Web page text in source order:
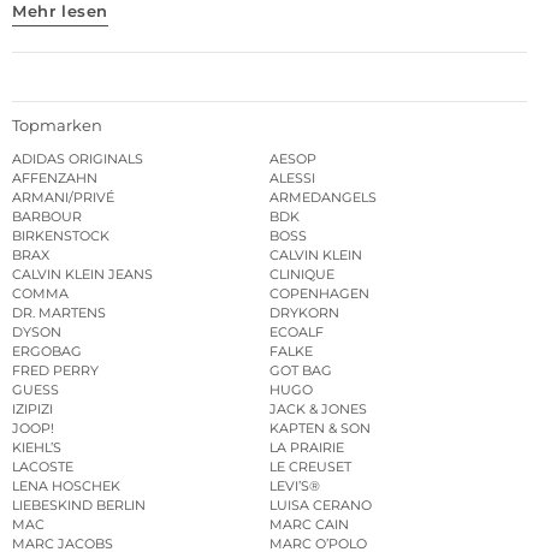
Mehr lesen
Topmarken
ADIDAS ORIGINALS
AESOP
AFFENZAHN
ALESSI
ARMANI/PRIVÉ
ARMEDANGELS
BARBOUR
BDK
BIRKENSTOCK
BOSS
BRAX
CALVIN KLEIN
CALVIN KLEIN JEANS
CLINIQUE
COMMA
COPENHAGEN
DR. MARTENS
DRYKORN
DYSON
ECOALF
ERGOBAG
FALKE
FRED PERRY
GOT BAG
GUESS
HUGO
IZIPIZI
JACK & JONES
JOOP!
KAPTEN & SON
KIEHL’S
LA PRAIRIE
LACOSTE
LE CREUSET
LENA HOSCHEK
LEVI’S®
LIEBESKIND BERLIN
LUISA CERANO
MAC
MARC CAIN
MARC JACOBS
MARC O’POLO